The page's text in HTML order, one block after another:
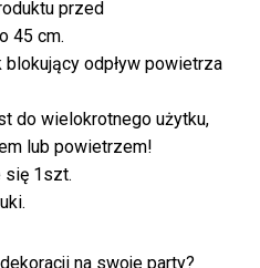
w
DO SKLEPU
przed
45 cm.
odpływ powietrza
do wielokrotnego użytku,
lub powietrzem!
się 1szt.
na swoje party?